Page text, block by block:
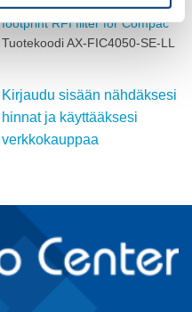
Low Leakage common
footprint RFI filter for Compac
Tuotekoodi AX-FIC4050-SE-LL
Kirjaudu sisään nähdäksesi
hinnat ja käyttääksesi
verkkokauppaa